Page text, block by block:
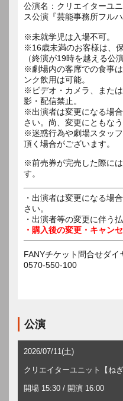
公演名：クリエイターユ
ス公演『芸能事務所フルハ
※未就学児は入場不可。
※16歳未満のお客様は、
（終演が19時を越える公
※劇場内の客席での食事
ンク飲用は可能。
※ビデオ・カメラ、また
影・配信禁止。
※出演者は変更になる場
さい。尚、変更にともな
※迷惑行為や劇場スタッ
頂く場合がございます。
※前売券が完売した際に
す。
・出演者は変更になる場
さい。
・出演者等の変更に伴う
・購入後の変更・キャン
FANYチケット問合せダイ
0570-550-100
公演
2026/07/11(土)
クリエイターユニット【ね
開場 15:30 / 開演 16:00